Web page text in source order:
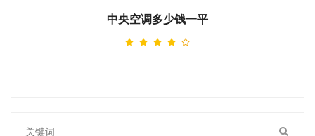
中央空调多少钱一平